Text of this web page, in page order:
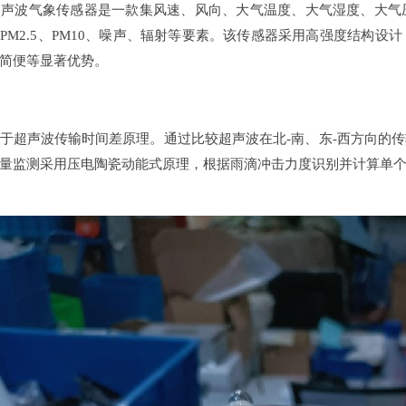
波气象传感器是一款集风速、风向、大气温度、大气湿度、大
、PM10、噪声、辐射等要素。该传感器采用高强度结构设
便等显著优势。
超声波传输时间差原理。通过比较超声波在北-南、东-西方向的
监测采用压电陶瓷动能式原理，根据雨滴冲击力度识别并计算单